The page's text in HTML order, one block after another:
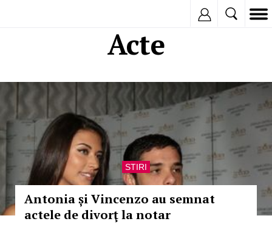
Acte
STIRI
Antonia și Vincenzo au semnat
actele de divorţ la notar